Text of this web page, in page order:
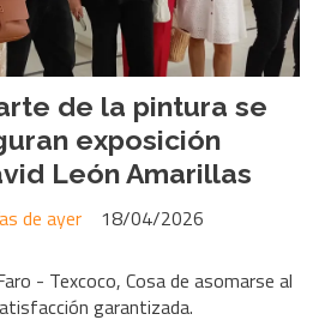
de la pintura se
exposición
León Amarillas
de ayer 18/04/2026
- Texcoco, Cosa de asomarse al
garantizada.